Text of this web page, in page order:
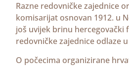
Razne redovničke zajednice
komisarijat osnovan 1912. u
još uvijek brinu hercegovački
redovničke zajednice odlaze
O počecima organizirane